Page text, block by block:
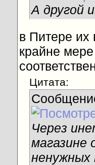
А другой
в Питере их
крайне
Цитата:
Через
магазине
ненужных